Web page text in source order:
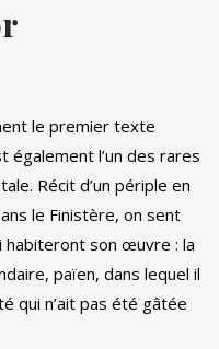
le premier texte
également l’un des rares
Récit d’un périple en
le Finistère, on sent
son œuvre : la
païen, dans lequel il
qui n’ait pas été gâtée